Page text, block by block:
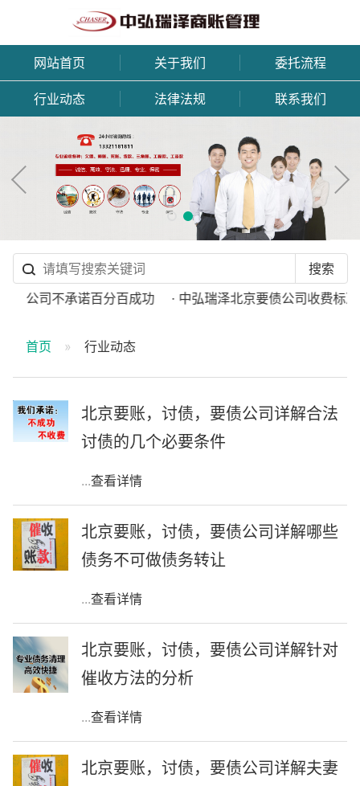
网站首页 关于我们 委托流程
行业动态 法律法规 联系我们
债公司不承诺百分百成功 · 中弘瑞泽北京要债公司收费标准
首页 行业动态
北京要账，讨债，要债公司详解合法
讨债的几个必要条件
...查看详情
北京要账，讨债，要债公司详解哪些
债务不可做债务转让
...查看详情
北京要账，讨债，要债公司详解针对
催收方法的分析
...查看详情
北京要账，讨债，要债公司详解夫妻